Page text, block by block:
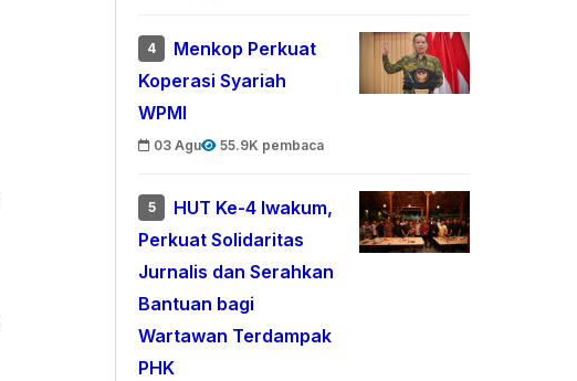
4
Menkop Perkuat
Koperasi Syariah
WPMI
03 Agu 55.9K pembaca
5
HUT Ke-4 Iwakum,
Perkuat Solidaritas
Jurnalis dan Serahkan
Bantuan bagi
Wartawan Terdampak
PHK